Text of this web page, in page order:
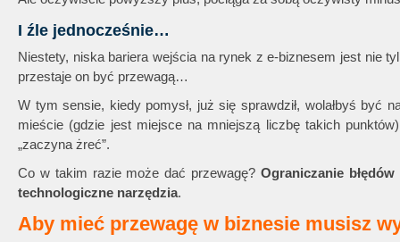
I źle jednocześnie…
Niestety, niska bariera wejścia na rynek z e-biznesem jest nie
przestaje on być przewagą…
W tym sensie, kiedy pomysł, już się sprawdził, wolałbyś być
mieście (gdzie jest miejsce na mniejszą liczbę takich
„zaczyna żreć”.
Co w takim razie może dać przewagę?Ograniczanie błędówi
technologiczne narzędzia.
Aby mieć przewagę w biznesie musisz